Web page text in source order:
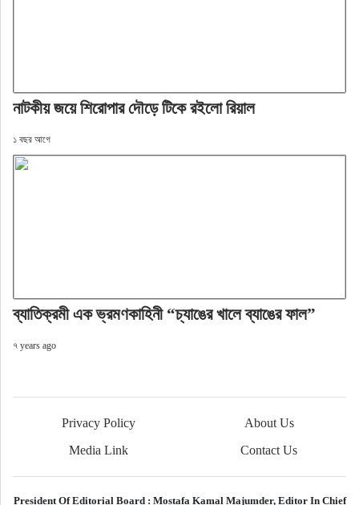
নাটকীয় জয়ে শিরোপার দৌড়ে টিকে রইলো রিয়াল
১ বছর আগে
ব্যাতিক্রমী এক ভ্রমণকাহিনী “চ্যাঙের খালে ব্যাঙের ফাল”
৭ years ago
Privacy Policy
About Us
Media Link
Contact Us
President Of Editorial Board : Mostafa Kamal Majumder, Editor In Chief